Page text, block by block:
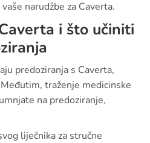
narudžbe za Caverta.
i što učiniti
predoziranja s Caverta,
traženje medicinske
na predoziranje,
liječnika za stručne